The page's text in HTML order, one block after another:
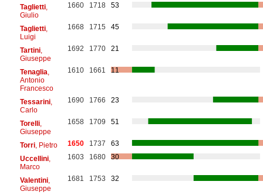
Taglietti,
Giulio
1660 1718 53
Taglietti,
Luigi
1668 1715 45
Tartini,
Giuseppe
1692 1770 21
Tenaglia
Antonio
Francesco
1610 1661 11
Tessarini,
Carlo
1690 1766 23
Torelli,
Giuseppe
1658 1709 51
Torri, Pietro 1650 1737
63
Uccellini,
Marco
1603 1680 30
Valentini,
Giuseppe
1681 1753 32